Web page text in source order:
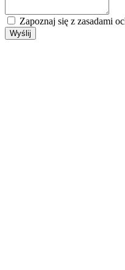
Zapoznaj się z zasadami
Wyślij